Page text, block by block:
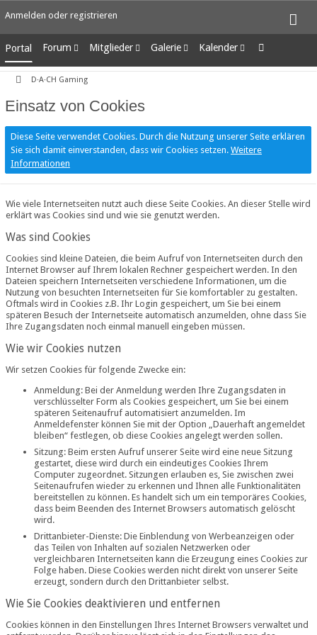
Anmelden oder registrieren
Portal Forum
Unerledigte Themen
Mitglieder
Letzte Aktivitäten
Team-Mitglieder
Galerie
Alben
Kalender
Wochenansicht
D·A·CH Gaming
Einsatz von Cookies
Diese Seite verwendet Cookies. Durch die Nutzung unserer Seite erklären
Sie sich damit einverstanden, dass wir Cookies setzen. Weitere
Informationen
Wie viele Internetseiten nutzt auch diese Seite Cookies. An dieser Stelle wird
erklärt was Cookies sind und wie sie genutzt werden.
Was sind Cookies
Cookies sind kleine Dateien, die beim Aufruf von Internetseiten durch den
Internet Browser auf Ihrem lokalen Rechner gespeichert werden. In den
Dateien speichern Internetseiten verschiedene Informationen, um die
Nutzung von besuchten Internetseiten für Sie komfortabler zu gestalten.
Oftmals wird in Cookies z.B. Ihr Login gespeichert, um Sie bei einem
späteren Besuch der Internetseite automatisch anzumelden, ohne dass Sie
Ihre Zugangsdaten noch einmal manuell eingeben müssen.
Wie wir Cookies nutzen
Wir setzen Cookies für folgende Zwecke ein:
Anmeldung: Bei der Anmeldung werden Ihre Zugangsdaten in
verschlüsselter Form als Cookies gespeichert, um Sie bei einem
späteren Seitenaufruf automatisiert anzumelden. Im
Anmeldefenster können Sie mit der Option „Dauerhaft angemeldet
bleiben“ festlegen, ob diese Cookies angelegt werden sollen.
Sitzung: Beim ersten Aufruf unserer Seite wird eine neue Sitzung
gestartet, diese wird durch ein eindeutiges Cookies Ihrem
Computer zugeordnet. Sitzungen erlauben es, Sie zwischen zwei
Seitenaufrufen wieder zu erkennen und Ihnen alle Funktionalitäten
bereitstellen zu können. Es handelt sich um ein temporäres Cookies,
dass beim Beenden des Internet Browsers automatisch gelöscht
wird.
Drittanbieter-Dienste: Die Einblendung von Werbeanzeigen oder
das Teilen von Inhalten auf sozialen Netzwerken oder
vergleichbaren Internetseiten kann die Erzeugung eines Cookies zur
Folge haben. Diese Cookies werden nicht direkt von unserer Seite
erzeugt, sondern durch den Drittanbieter selbst.
Wie Sie Cookies deaktivieren und entfernen
Cookies können in den Einstellungen Ihres Internet Browsers verwaltet und